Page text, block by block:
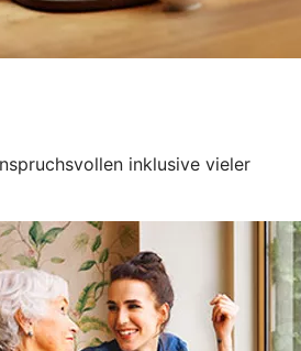
inklusive vieler